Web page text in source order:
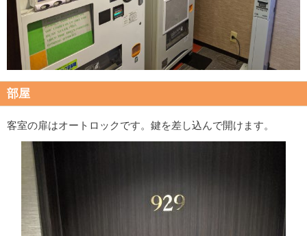
部屋
客室の扉はオートロックです。鍵を差し込んで開けます。